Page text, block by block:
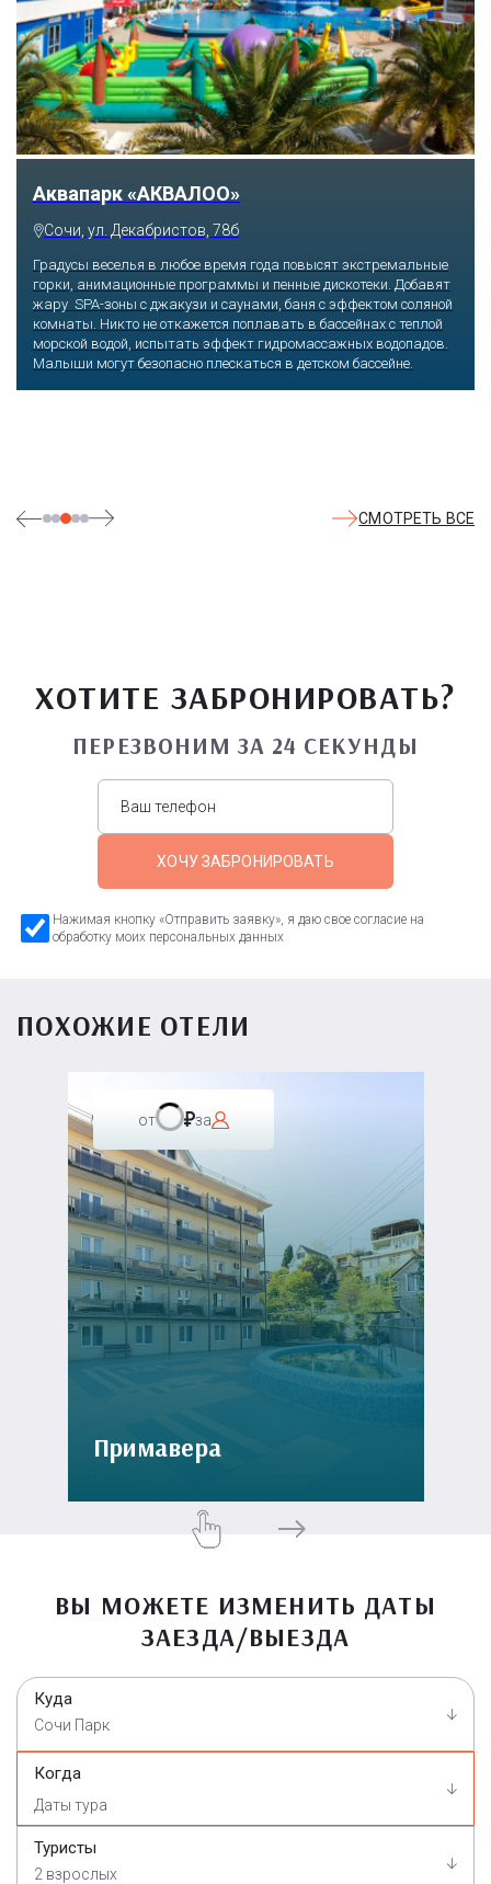
Тематический парк развлечений «Сочи
Парк»
Сочи, Олимпийский проспект, 21
Оказавшись здесь, словно попадаешь в сказку: встречаешь
любимых героев русского фольклора, получаешь возможность
сколько душе угодно кататься на аттракционах европейского
уровня. Гости участвуют в увлекательных квестах и творческих
СМОТРЕТЬ ВСЕ
ХОТИТЕ ЗАБРОНИРОВАТЬ?
ПЕРЕЗВОНИМ ЗА 24 СЕКУНДЫ
ХОЧУ ЗАБРОНИРОВАТЬ
Нажимая кнопку «Отправить заявку», я даю свое согласие на
обработку моих персональных данных
ПОХОЖИЕ ОТЕЛИ
от за
Примавера
ВЫ МОЖЕТЕ ИЗМЕНИТЬ ДАТЫ
ЗАЕЗДА/ВЫЕЗДА
Куда
Сочи Парк
Когда
Туристы
2 взрослых